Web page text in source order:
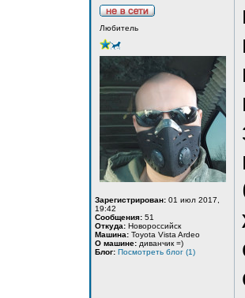
Любитель
Зарегистрирован: 01 июл 2017,
19:42
Сообщения: 51
Откуда: Новороссийск
Машина: Toyota Vista Ardeo
О машине: диванчик =)
Блог: Посмотреть блог (1)